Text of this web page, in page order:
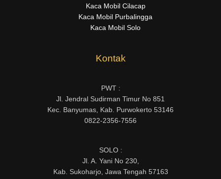
Kaca Mobil Cilacap
Kaca Mobil Purbalingga
Kaca Mobil Solo
Kontak
PWT :
Jl. Jendral Sudirman Timur No 851
Kec. Banyumas, Kab. Purwokerto 53146
0822-2356-7556
SOLO :
Jl. A. Yani No 230,
Kab. Sukoharjo, Jawa Tengah 57163